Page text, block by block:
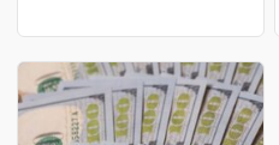
rayonu üzrə bu ayın
pensiyalarının ödənilməsi nəzərd